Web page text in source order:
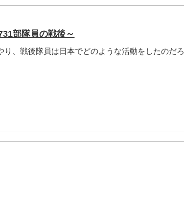
部隊員の戦後～
、戦後隊員は日本でどのような活動をしたのだろ